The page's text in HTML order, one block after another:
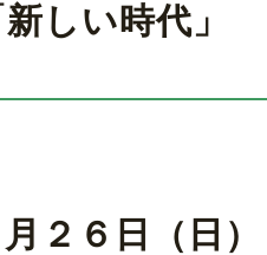
しい時代」
２６日（日）